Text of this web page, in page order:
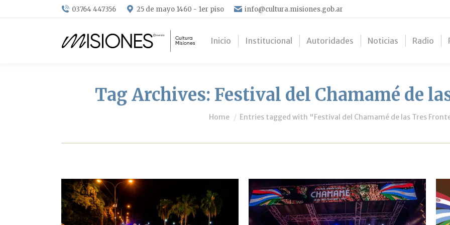
03764 447356 25 de mayo 1460 - 1er piso info@cultura.misiones.gob.ar
Inicio Institucional Autoridades Noticias Radio
Tag Archives: Festival del Chamamé de
You are here:
Home Entries tagged with "Festival del Chamamé de las Tres